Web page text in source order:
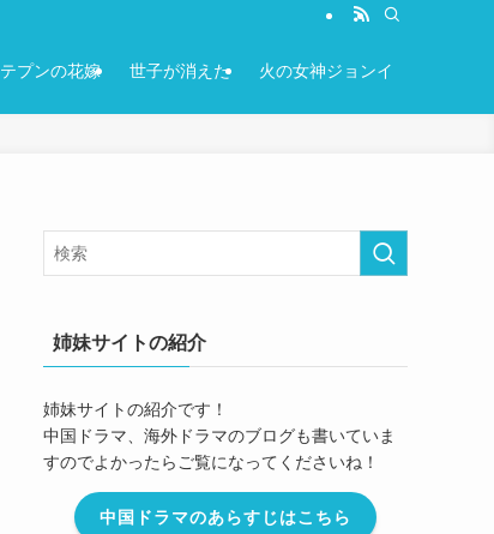
テプンの花嫁 世子が消えた 火の女神ジョンイ
姉妹サイトの紹介
姉妹サイトの紹介です！
中国ドラマ、海外ドラマのブログも書いていま
すのでよかったらご覧になってくださいね！
中国ドラマのあらすじはこちら